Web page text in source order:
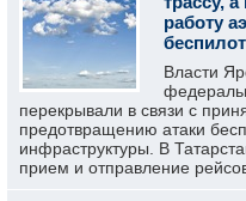
работу
Власти
перекрывали в связи с
предотвращению атаки
инфраструктуры. В
прием и отправление